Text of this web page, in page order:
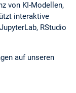
von KI-Modellen,
interaktive
RStudio
auf unseren